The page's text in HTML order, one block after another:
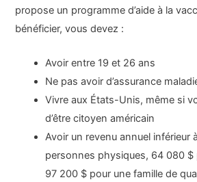
propose un programme d’aide à la
bénéficier, vous devez :
Avoir entre 19 et 26 ans
Ne pas avoir d’assurance
Vivre aux États-Unis, même si
d’être citoyen américain
Avoir un revenu annuel inférieur
personnes physiques, 64 080 $
97 200 $ pour une famille de